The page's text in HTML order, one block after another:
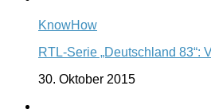
KnowHow
RTL-Serie „Deutschland 83“:
30. Oktober 2015